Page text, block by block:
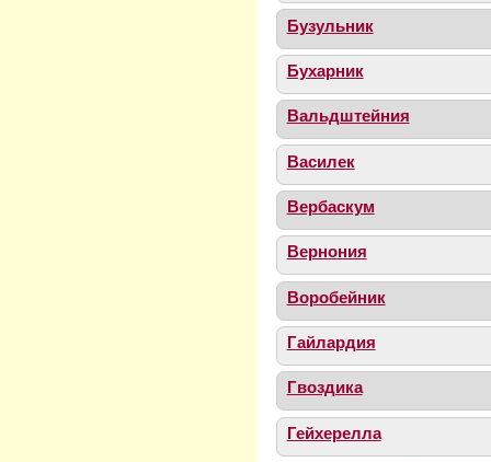
Бузульник
Бухарник
Вальдштейния
Василек
Вербаскум
Вернония
Воробейник
Гайлардия
Гвоздика
Гейхерелла